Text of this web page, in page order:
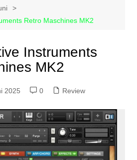
Retro Maschines MK2
Instruments
MK2
2025 0 Review